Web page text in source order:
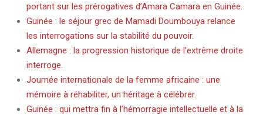
portant sur les prérogatives d’Amara Camara en Guinée.
Guinée : le séjour grec de Mamadi Doumbouya relance
les interrogations sur la stabilité du pouvoir.
Allemagne : la progression historique de l’extrême droite
interroge.
Journée internationale de la femme africaine : une
mémoire à réhabiliter, un héritage à célébrer.
Guinée : qui mettra fin à l’hémorragie intellectuelle et à la